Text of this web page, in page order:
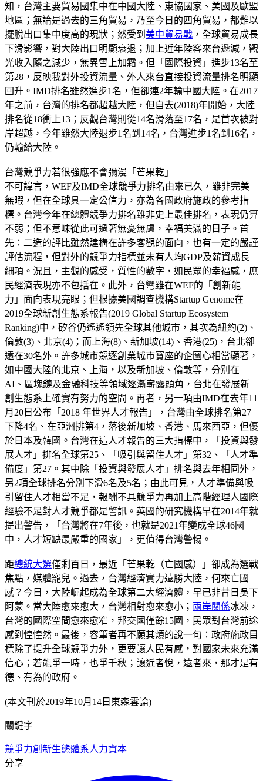
知，台灣主要貿易國集中在中國大陸、東協國家、美國及歐盟
地區；無論是過去的三角貿易，乃至今日的四角貿易，都難以
擺脫出口集中度高的現狀；然受到 美中貿易戰 ，全球貿易成長
下滑影響，對大陸出口明顯衰退；加上近年陸客來台遞減，觀
光收入隨之減少，無異雪上加霜。但「國際投資」進步13名至
第28，反映我對外投資流量、外人來台直接投資流量排名明顯
回升。IMD排名雖然進步1名，但卻連2年輸中國大陸。在2017
年之前，台灣的排名都超越大陸，但自去(2018)年開始，大陸
排名從18衝上13；反觀台灣則從14名滑落至17名，是首次被對
岸超越，今年雖然大陸退步1名到14名，台灣進步1名到16名，
仍輸給大陸。
台灣競爭力若很強應不會彌漫「芒果乾」
不可諱言，WEF及IMD全球競爭力排名由來已久，雖非完美
無暇，但在全球具一定公信力，亦為各國政府施政的參考指
標。台灣今年在總體競爭力排名雖非史上最佳排名，表現仍算
不弱；但不意味從此可過著無憂無慮，幸福美滿的日子。首
先：二造的評比雖然建構在許多客觀的面向，也有一定的嚴謹
評估流程，但對外的競爭力指標並未有人均GDP及薪資成長
細項。況且，主觀的感受，質性的數字，如民眾的幸福感，庶
民經濟表現亦不包括在。此外，台彎雖在WEF的「創新能
力」面向表現亮眼；但根據美國調查機構Startup Genome在
2019全球新創生態系報告(2019 Global Startup Ecosystem
Ranking)中，矽谷仍遙遙領先全球其他城市，其次為紐約(2)、
倫敦(3)、北京(4)；而上海(8)、新加坡(14)、香港(25)，台北卻
遠在30名外。許多城市競逐創業城市寶座的企圖心相當顯著，
如中國大陸的北京、上海，以及新加坡、倫敦等，分別在
AI、區塊鏈及金融科技等領域逐漸嶄露頭角，台北在發展新
創生態系上確實有努力的空間。再者，另一項由IMD在去年11
月20日公布「2018 年世界人才報告」，台灣由全球排名第27
下降4名、在亞洲排第4，落後新加坡、香港、馬來西亞，但優
於日本及韓國。台灣在這人才報告的三大指標中，「投資與發
展人才」排名全球第25、「吸引與留住人才」第32、「人才準
備度」第27。其中除「投資與發展人才」排名與去年相同外，
另2項全球排名分別下滑6名及5名；由此可見，人才準備與吸
引留住人才相當不足，報酬不具競爭力再加上高階經理人國際
經驗不足對人才競爭都是警訊。英國的研究機構早在2014年就
提出警告，「台灣將在7年後，也就是2021年變成全球46國
中，人才短缺最嚴重的國家」，更值得台灣警惕。
距總統大選僅剩百日，最近「芒果乾（亡國感）」卻成為選戰
焦點，媒體寵兒。過去，台灣經濟實力遠勝大陸，何來亡國
感？今日，大陸崛起成為全球第二大經濟體，早已非昔日吳下
阿蒙。當大陸愈來愈大，台灣相對愈來愈小； 兩岸關係冰凍，
台灣的國際空間愈來愈窄，邦交國僅餘15國，民眾對台灣前途
感到惶惶然。最後，容筆者再不願其煩的說一句：政府施政目
標除了提升全球競爭力外，更要讓人民有感，對國家未來充滿
信心；若能爭一時，也爭千秋；讓近者悅，遠者來，那才是有
德、有為的政府。
(本文刊於2019年10月14日東森雲論)
關鍵字
競爭力創新生態體系人力資本
分享